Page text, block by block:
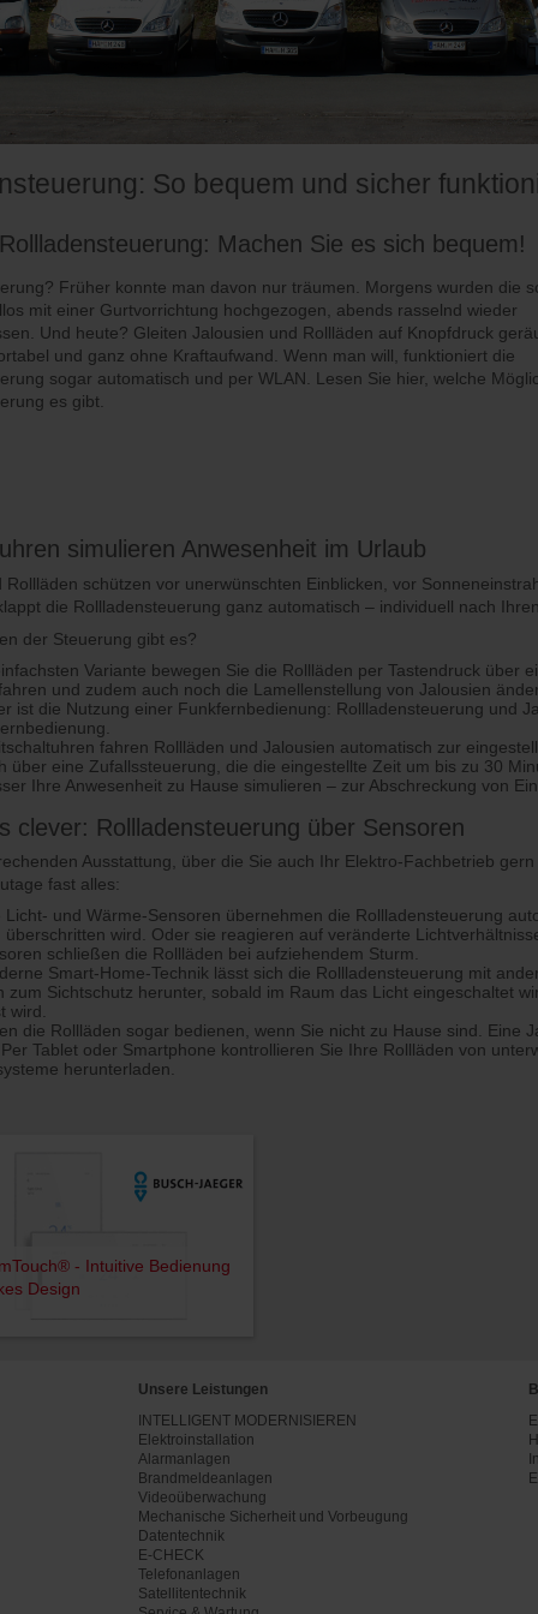
So bequem und sicher
Machen Sie es sich bequem!
Früher konnte man davon nur träumen. Morgens wurden die
mit einer Gurtvorrichtung hochgezogen, abends rasselnd wieder
Und heute? Gleiten Jalousien und Rollläden auf Knopfdruck
und ganz ohne Kraftaufwand. Wenn man will, funktioniert die
sogar automatisch und per WLAN. Lesen Sie hier, welche
es gibt.
simulieren Anwesenheit im Urlaub
Rollläden schützen vor unerwünschten Einblicken, vor
die Rollladensteuerung ganz automatisch – individuell nach
der Steuerung gibt es?
Variante bewegen Sie die Rollläden per Tastendruck über
und zudem auch noch die Lamellenstellung von Jalousien
ist die Nutzung einer Funkfernbedienung: Rollladensteuerung und
fahren Rollläden und Jalousien automatisch zur
über eine Zufallssteuerung, die die eingestellte Zeit um bis zu 30
Ihre Anwesenheit zu Hause simulieren – zur Abschreckung von
clever: Rollladensteuerung über Sensoren
Ausstattung, über die Sie auch Ihr Elektro-Fachbetrieb
fast alles:
Licht- und Wärme-Sensoren übernehmen die Rollladensteuerung
überschritten wird. Oder sie reagieren auf veränderte
schließen die Rollläden bei aufziehendem Sturm.
Smart-Home-Technik lässt sich die Rollladensteuerung mit
zum Sichtschutz herunter, sobald im Raum das Licht eingeschaltet
wird.
die Rollläden sogar bedienen, wenn Sie nicht zu Hause sind. Eine
Tablet oder Smartphone kontrollieren Sie Ihre Rollläden von
herunterladen.
- Intuitive Bedienung
Design
Unsere Leistungen
INTELLIGENT MODERNISIEREN
Elektroinstallation
Alarmanlagen
Brandmeldeanlagen
Videoüberwachung
Mechanische Sicherheit und Vorbeugung
Datentechnik
E-CHECK
Telefonanlagen
Satellitentechnik